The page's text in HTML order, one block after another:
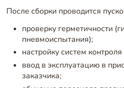
После сборки проводится
проверку герметичности
пневмоиспытания);
настройку систем
ввод в эксплуатацию в
заказчика;